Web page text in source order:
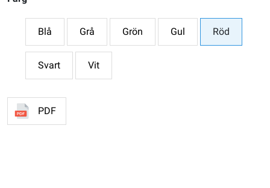
Blå Grå Grön Gul Röd
Svart Vit
PDF